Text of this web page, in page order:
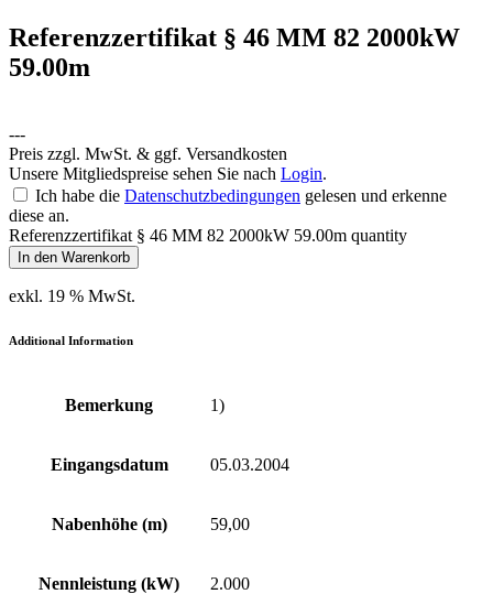
Referenzzertifikat § 46 MM 82 2000kW
59.00m
---
Preis zzgl. MwSt. & ggf. Versandkosten
Unsere Mitgliedspreise sehen Sie nach Login.
Ich habe die Datenschutzbedingungen gelesen und erkenne
diese an.
Referenzzertifikat § 46 MM 82 2000kW 59.00m quantity
In den Warenkorb
exkl. 19 % MwSt.
Additional Information
Bemerkung 1)
Eingangsdatum 05.03.2004
Nabenhöhe (m) 59,00
Nennleistung (kW) 2.000